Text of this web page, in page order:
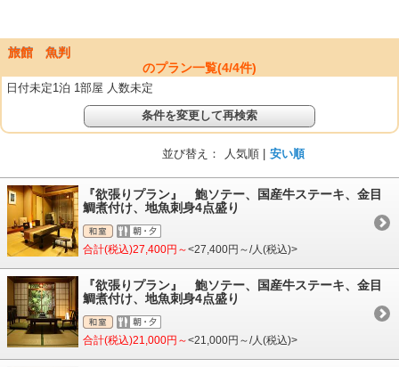
旅館 魚判
のプラン一覧(4/4件)
日付未定1泊 1部屋 人数未定
条件を変更して再検索
並び替え： 人気順 | 安い順
『欲張りプラン』 鮑ソテー、国産牛ステーキ、金目
鯛煮付け、地魚刺身4点盛り
合計(税込)27,400円～<27,400円～/人(税込)>
『欲張りプラン』 鮑ソテー、国産牛ステーキ、金目
鯛煮付け、地魚刺身4点盛り
合計(税込)21,000円～<21,000円～/人(税込)>